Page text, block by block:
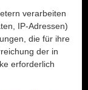
verarbeiten
IP-Adressen)
die für ihre
der in
erforderlich